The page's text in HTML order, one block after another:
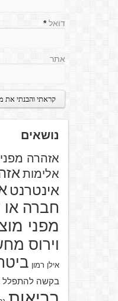
דואל *
אתר
נושאים
אזהרה
אלימות
אינטרנט
חברה או
מפני
וירוס
אילן רמון
בקשה להתפלל